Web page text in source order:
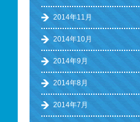
2014年11月
2014年10月
2014年9月
2014年8月
2014年7月